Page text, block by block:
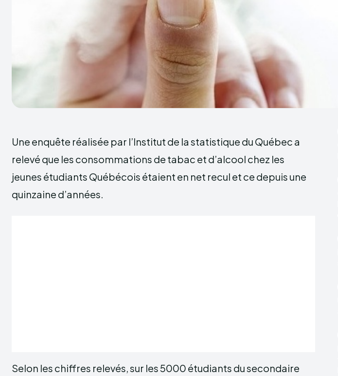
Une enquête réalisée par l’Institut de la statistique du Québec a
relevé que les consommations de tabac et d’alcool chez les
jeunes étudiants Québécois étaient en net recul et ce depuis une
quinzaine d’années.
Selon les chiffres relevés, sur les 5000 étudiants du secondaire